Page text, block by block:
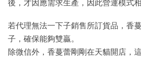
後，才因應需求生產，因此營運模式相
若代理無法一下子銷售所訂貨品，香
子，確保能夠雙贏。
除微信外，香蔓蕾剛剛在天貓開店，